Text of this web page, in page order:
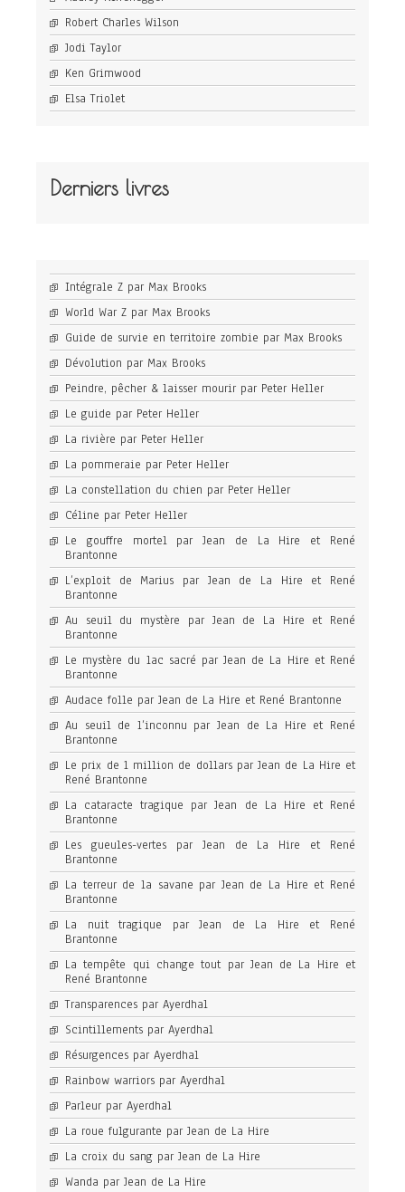
Robert Charles Wilson
Jodi Taylor
Ken Grimwood
Elsa Triolet
Derniers livres
Intégrale Z par Max Brooks
World War Z par Max Brooks
Guide de survie en territoire zombie par Max Brooks
Dévolution par Max Brooks
Peindre, pêcher & laisser mourir par Peter Heller
Le guide par Peter Heller
La rivière par Peter Heller
La pommeraie par Peter Heller
La constellation du chien par Peter Heller
Céline par Peter Heller
Le gouffre mortel par Jean de La Hire et René
Brantonne
L’exploit de Marius par Jean de La Hire et René
Brantonne
Au seuil du mystère par Jean de La Hire et René
Brantonne
Le mystère du lac sacré par Jean de La Hire et René
Brantonne
Audace folle par Jean de La Hire et René Brantonne
Au seuil de l’inconnu par Jean de La Hire et René
Brantonne
Le prix de 1 million de dollars par Jean de La Hire et
René Brantonne
La cataracte tragique par Jean de La Hire et René
Brantonne
Les gueules-vertes par Jean de La Hire et René
Brantonne
La terreur de la savane par Jean de La Hire et René
Brantonne
La nuit tragique par Jean de La Hire et René
Brantonne
La tempête qui change tout par Jean de La Hire et
René Brantonne
Transparences par Ayerdhal
Scintillements par Ayerdhal
Résurgences par Ayerdhal
Rainbow warriors par Ayerdhal
Parleur par Ayerdhal
La roue fulgurante par Jean de La Hire
La croix du sang par Jean de La Hire
Wanda par Jean de La Hire